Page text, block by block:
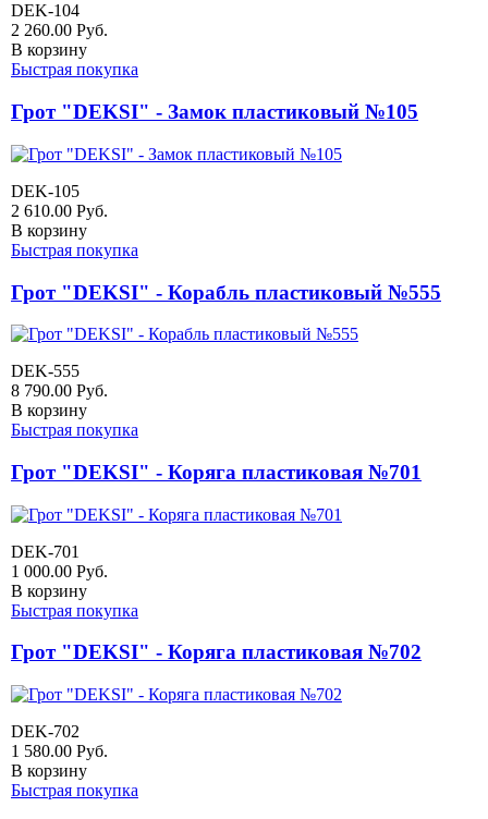
DEK-104
2 260.00 Руб.
В корзину
Быстрая покупка
Грот "DEKSI" - Замок пластиковый №105
DEK-105
2 610.00 Руб.
В корзину
Быстрая покупка
Грот "DEKSI" - Корабль пластиковый №555
DEK-555
8 790.00 Руб.
В корзину
Быстрая покупка
Грот "DEKSI" - Коряга пластиковая №701
DEK-701
1 000.00 Руб.
В корзину
Быстрая покупка
Грот "DEKSI" - Коряга пластиковая №702
DEK-702
1 580.00 Руб.
В корзину
Быстрая покупка